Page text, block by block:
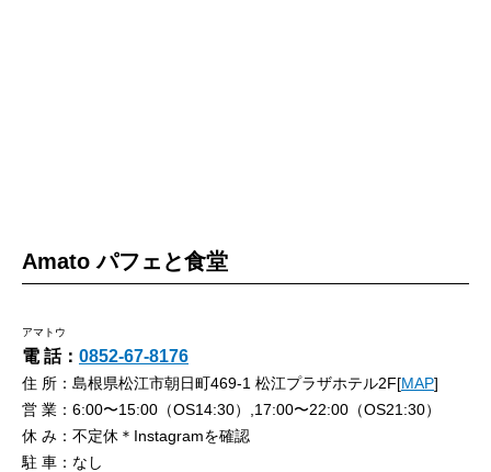
Amato パフェと食堂
アマトウ
電 話： 0852-67-8176
住 所：島根県松江市朝日町469-1 松江プラザホテル2F[MAP]
営 業：6:00〜15:00（OS14:30）,17:00〜22:00（OS21:30）
休 み：不定休＊Instagramを確認
駐 車：なし